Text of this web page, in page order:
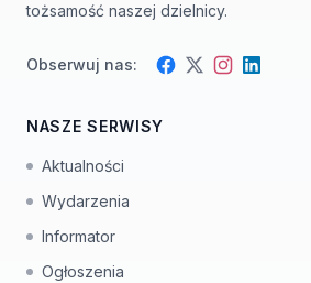
tożsamość naszej dzielnicy.
Obserwuj nas: Facebook
TwitterInstagram
LinkedIn
NASZE SERWISY
Aktualności
Wydarzenia
Informator
Ogłoszenia